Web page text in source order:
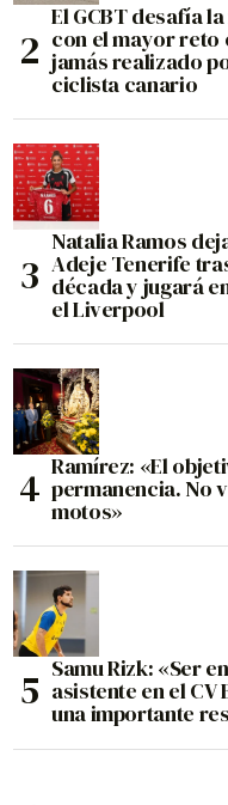
El GCBT desafía
con el mayor reto
jamás realizado
ciclista canario
Natalia Ramos
Adeje Tenerife
década y jugará
el Liverpool
Ramírez: «El
permanencia. No
motos»
Samu Rizk: «Ser
asistente en el CV
una importante